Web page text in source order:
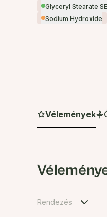
Glyceryl Stearate SE
Sodium Hydroxide
Vélemények
Rendezés